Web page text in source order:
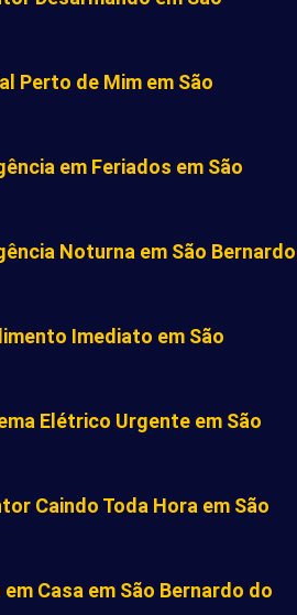
Perto de Mim em São
em Feriados em São
Noturna em São Bernardo
Imediato em São
Elétrico Urgente em São
Caindo Toda Hora em São
Casa em São Bernardo do